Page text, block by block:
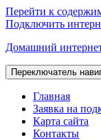
Перейти к
Подключить
Домашний
Переключатель
Главная
Заявка на
Карта сайта
Контакты